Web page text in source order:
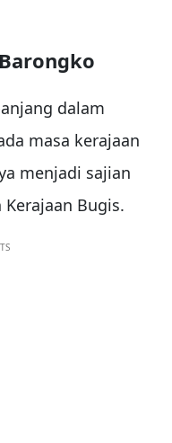
dalam
masa kerajaan
menjadi sajian
Bugis.